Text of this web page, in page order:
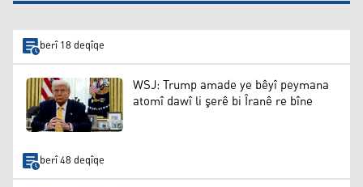
berî 18 deqîqe
WSJ: Trump amade ye bêyî peymana
atomî dawî li şerê bi Îranê re bîne
berî 48 deqîqe